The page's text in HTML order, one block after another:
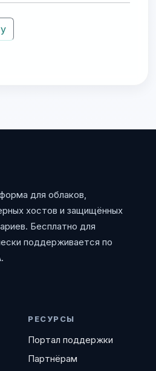
для облаков,
хостов и защищённых
Бесплатно для
поддерживается по
РЕСУРСЫ
Портал поддержки
Партнёрам